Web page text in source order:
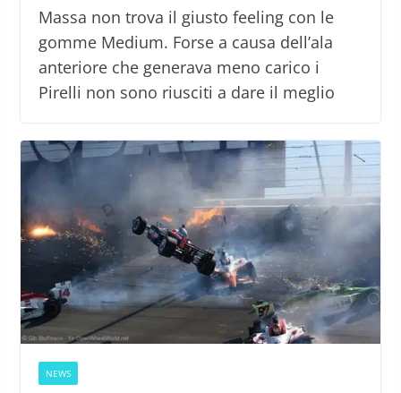
Massa non trova il giusto feeling con le
gomme Medium. Forse a causa dell’ala
anteriore che generava meno carico i
Pirelli non sono riusciti a dare il meglio
NEWS